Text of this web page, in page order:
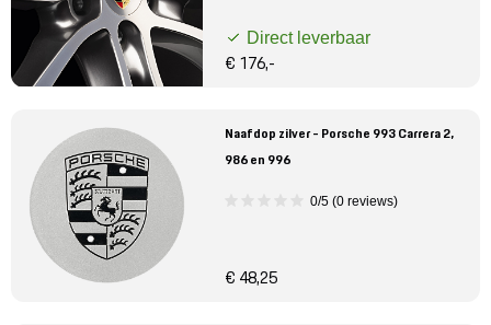
Direct leverbaar
€ 176,-
Naafdop zilver - Porsche 993 Carrera 2,
986 en 996
0/5 (0 reviews)
€ 48,25